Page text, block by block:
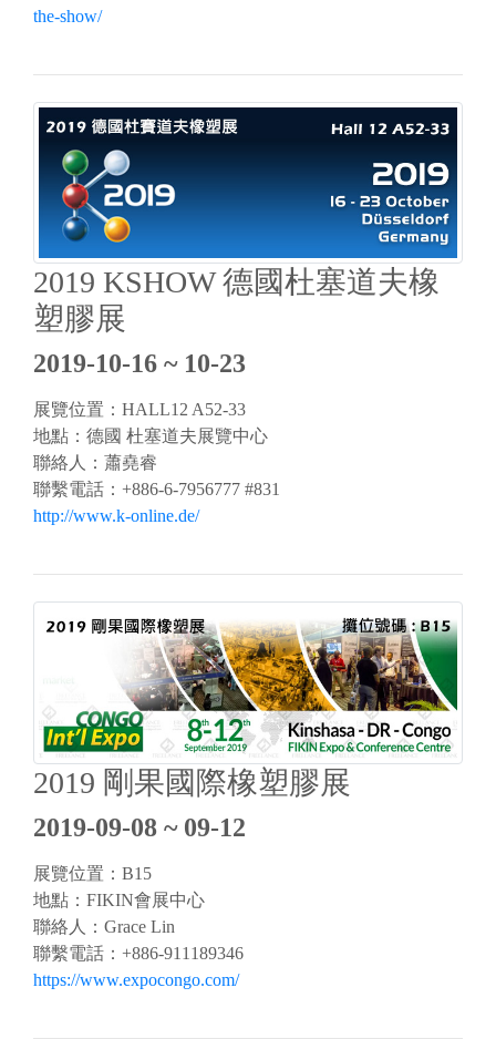
the-show/
2019 KSHOW 德國杜塞道夫橡
塑膠展
2019-10-16 ~ 10-23
展覽位置：HALL12 A52-33
地點：德國 杜塞道夫展覽中心
聯絡人：蕭堯睿
聯繫電話：+886-6-7956777 #831
http://www.k-online.de/
2019 剛果國際橡塑膠展
2019-09-08 ~ 09-12
展覽位置：B15
地點：FIKIN會展中心
聯絡人：Grace Lin
聯繫電話：+886-911189346
https://www.expocongo.com/